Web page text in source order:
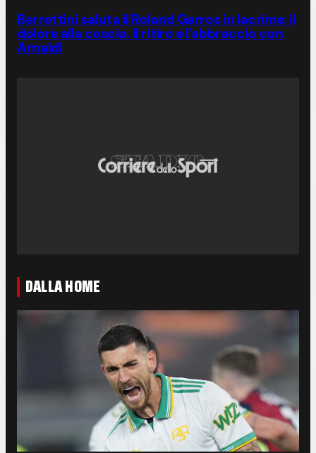
Berrettini saluta il Roland Garros in lacrime: il
dolore alla coscia, il ritiro e l'abbraccio con
Arnaldi
DALLA HOME